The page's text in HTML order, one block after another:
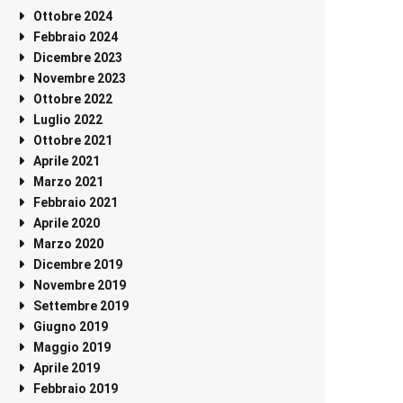
Ottobre 2024
Febbraio 2024
Dicembre 2023
Novembre 2023
Ottobre 2022
Luglio 2022
Ottobre 2021
Aprile 2021
Marzo 2021
Febbraio 2021
Aprile 2020
Marzo 2020
Dicembre 2019
Novembre 2019
Settembre 2019
Giugno 2019
Maggio 2019
Aprile 2019
Febbraio 2019